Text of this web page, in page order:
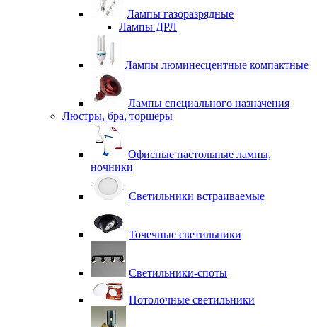
Лампы газоразрядные
Лампы ДРЛ
Лампы люминесцентные компактные
Лампы специального назначения
Люстры, бра, торшеры
Офисные настольные лампы,
ночники
Светильники встраиваемые
Точечные светильники
Светильники-споты
Потолочные светильники